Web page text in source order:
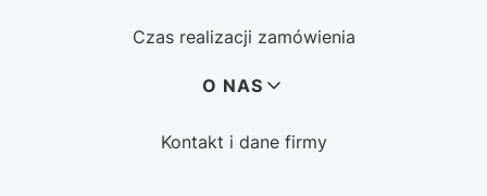
Czas realizacji zamówienia
O NAS
Kontakt i dane firmy